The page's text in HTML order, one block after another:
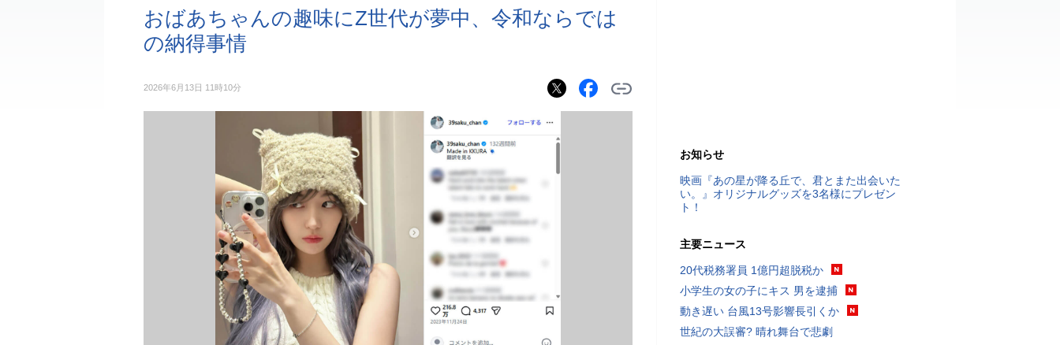
おばあちゃんの趣味にZ世代が夢中、令和ならでは
の納得事情
2026年6月13日 11時10分
お知らせ
映画『あの星が降る丘で、君とまた出会いた
い。』オリジナルグッズを3名様にプレゼン
ト！
主要ニュース
20代税務署員 1億円超脱税か
小学生の女の子にキス 男を逮捕
動き遅い 台風13号影響長引くか
世紀の大誤審? 晴れ舞台で悲劇